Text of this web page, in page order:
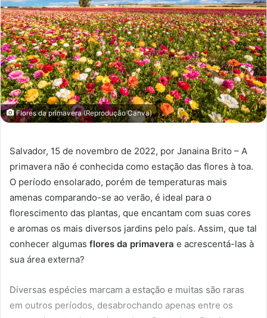
Flores da primavera (Reprodução Canva)
Salvador, 15 de novembro de 2022, por Janaina Brito – A
primavera não é conhecida como estação das flores à toa.
O período ensolarado, porém de temperaturas mais
amenas comparando-se ao verão, é ideal para o
florescimento das plantas, que encantam com suas cores
e aromas os mais diversos jardins pelo país. Assim, que tal
conhecer algumas flores da primavera e acrescentá-las à
sua área externa?
Diversas espécies marcam a estação e muitas são raras
em outros períodos, desabrochando apenas entre os